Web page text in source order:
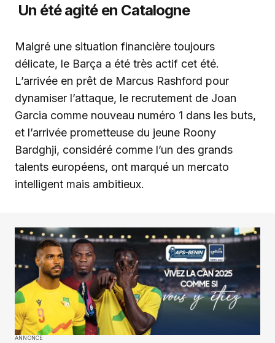
Un été agité en Catalogne
Malgré une situation financière toujours
délicate, le Barça a été très actif cet été.
L’arrivée en prêt de Marcus Rashford pour
dynamiser l’attaque, le recrutement de Joan
Garcia comme nouveau numéro 1 dans les buts,
et l’arrivée prometteuse du jeune Roony
Bardghji, considéré comme l’un des grands
talents européens, ont marqué un mercato
intelligent mais ambitieux.
ANNONCE